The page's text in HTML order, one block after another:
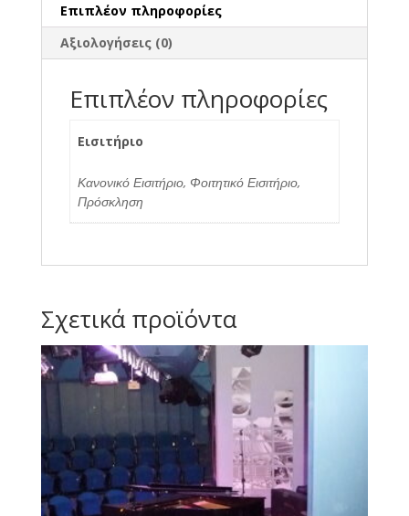
Επιπλέον πληροφορίες
Αξιολογήσεις (0)
Επιπλέον πληροφορίες
Εισιτήριο
Κανονικό Εισιτήριο, Φοιτητικό Εισιτήριο,
Πρόσκληση
Σχετικά προϊόντα